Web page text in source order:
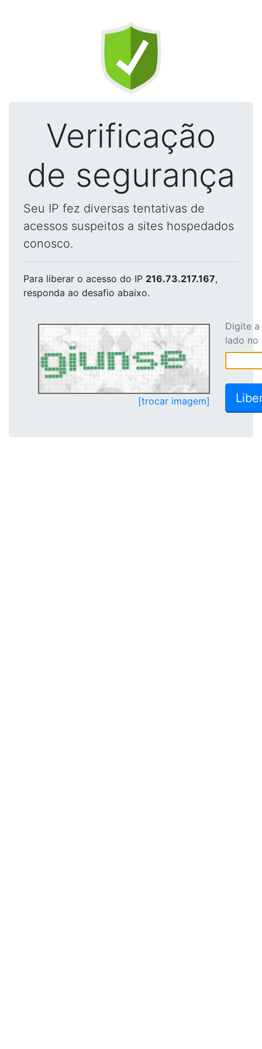
Verificação
de segurança
Seu IP fez diversas tentativas de
acessos suspeitos a sites hospedados
conosco.
Para liberar o acesso do IP 216.73.217.167,
responda ao desafio abaixo.
[trocar imagem]
Digite
lado no